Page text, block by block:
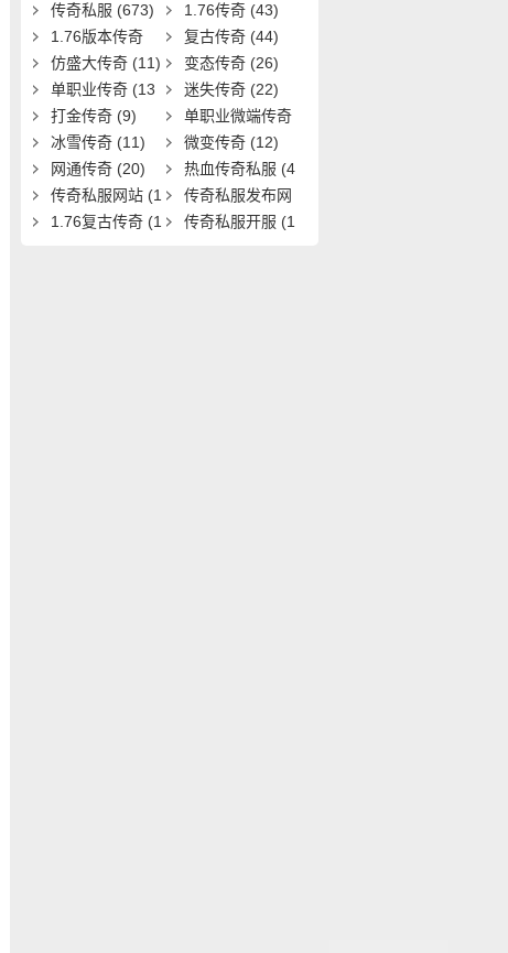
传奇私服 (673) 1.76传奇 (43)
1.76版本传奇
(9)
复古传奇 (44)
仿盛大传奇 (11) 变态传奇 (26)
单职业传奇 (13
1)
迷失传奇 (22)
打金传奇 (9)
单职业微端传奇
(9)
冰雪传奇 (11) 微变传奇 (12)
网通传奇 (20) 热血传奇私服 (4
0)
传奇私服网站 (1
9)
传奇私服发布网
(11)
1.76复古传奇 (1
传奇私服开服 (1